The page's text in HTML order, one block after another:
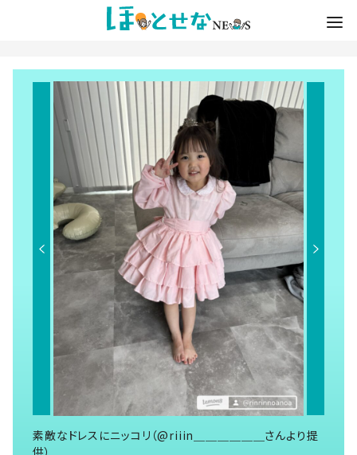
素敵なドレスにニッコリ（@riiin＿＿＿＿＿＿さんより提
供）